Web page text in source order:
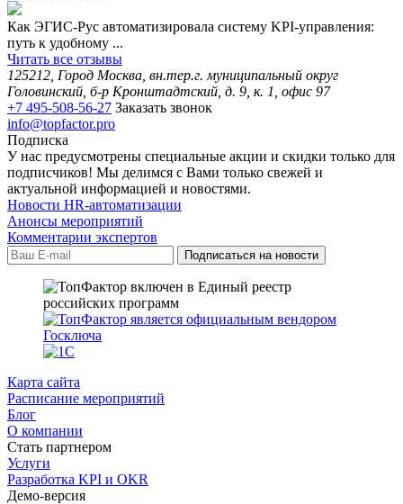
Как ЭГИС-Рус автоматизировала систему KPI-управления:
путь к удобному ...
Читать все отзывы
125212, Город Москва, вн.тер.г. муниципальный округ
Головинский, б-р Кронштадтский, д. 9, к. 1, офис 97
+7 495-508-56-27 Заказать звонок
info@topfactor.pro
Подписка
У нас предусмотрены специальные акции и скидки только для
подписчиков! Мы делимся с Вами только свежей и
актуальной информацией и новостями.
Новости HR-автоматизации
Анонсы мероприятий
Комментарии экспертов
Карта сайта
Расписание мероприятий
Блог
О компании
Стать партнером
Услуги
Разработка KPI и OKR
Демо-версия